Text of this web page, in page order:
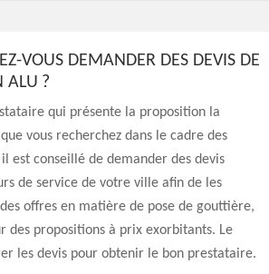
VOUS DEMANDER DES DEVIS DE
ALU ?
qui présente la proposition la
vous recherchez dans le cadre des
est conseillé de demander des devis
de service de votre ville afin de les
offres en matière de pose de gouttière,
des propositions à prix exorbitants. Le
les devis pour obtenir le bon prestataire.